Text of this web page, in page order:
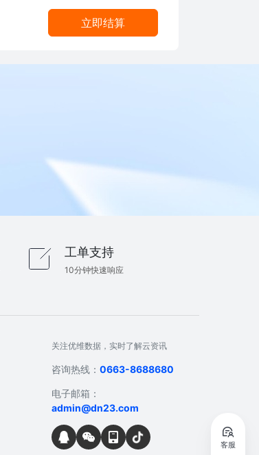
立即结算
工单支持
10分钟快速响应
关注优维数据，实时了解云资讯
咨询热线： 0663-8688680
电子邮箱：
admin@dn23.com
客服